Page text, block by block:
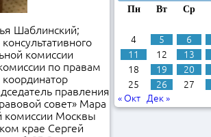
Шаблинский;
комиссии
по правам
правления
совет» Мара
комиссии Москвы
крае Сергей
Пн Вт Ср
4
5 6
11
12 13
18
19 20
25
26 27
« Окт
Дек »